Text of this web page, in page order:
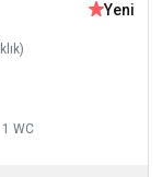
)
Yeni
1 WC